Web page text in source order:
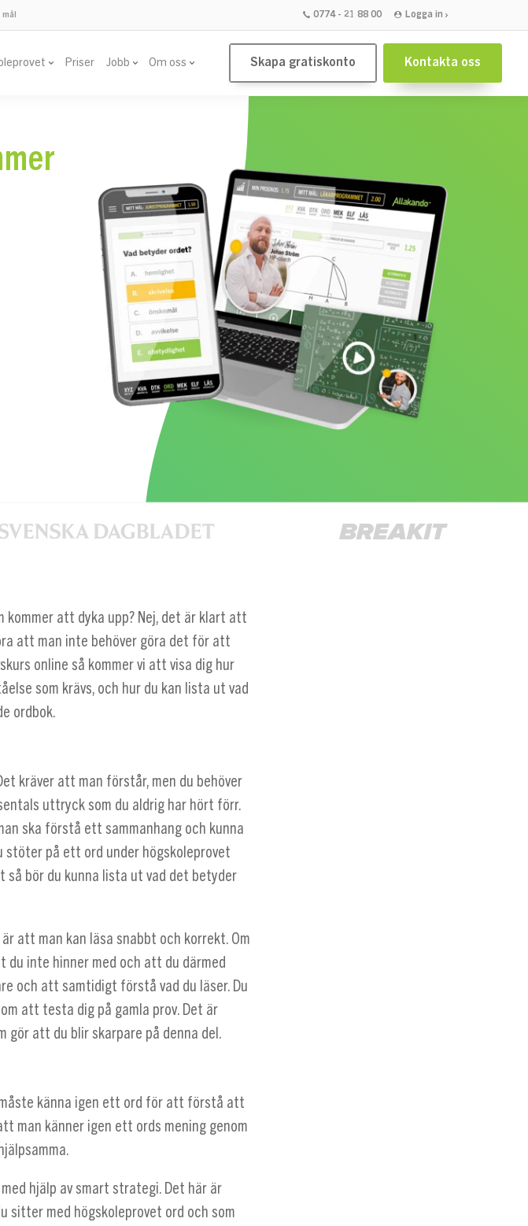
0774 - 21 88 00 Logga in
Priser Jobb Om oss Skapa gratiskonto Kontakta oss
kommer att dyka upp? Nej, det är klart att
att man inte behöver göra det för att
online så kommer vi att visa dig hur
som krävs, och hur du kan lista ut vad
ordbok.
kräver att man förstår, men du behöver
uttryck som du aldrig har hört förr.
ska förstå ett sammanhang och kunna
stöter på ett ord under högskoleprovet
så bör du kunna lista ut vad det betyder
att man kan läsa snabbt och korrekt. Om
inte hinner med och att du därmed
och att samtidigt förstå vad du läser. Du
att testa dig på gamla prov. Det är
gör att du blir skarpare på denna del.
känna igen ett ord för att förstå att
man känner igen ett ords mening genom
hjälp av smart strategi. Det här är
sitter med högskoleprovet ord och som